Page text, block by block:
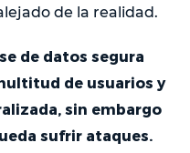
de la realidad.
de datos segura
de usuarios y
sin embargo
sufrir ataques.